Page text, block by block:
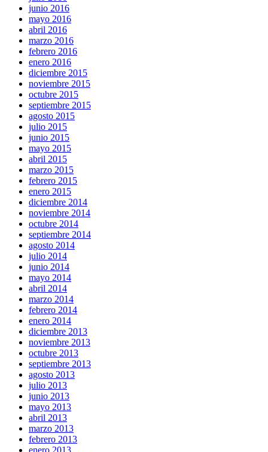
junio 2016
mayo 2016
abril 2016
marzo 2016
febrero 2016
enero 2016
diciembre 2015
noviembre 2015
octubre 2015
septiembre 2015
agosto 2015
julio 2015
junio 2015
mayo 2015
abril 2015
marzo 2015
febrero 2015
enero 2015
diciembre 2014
noviembre 2014
octubre 2014
septiembre 2014
agosto 2014
julio 2014
junio 2014
mayo 2014
abril 2014
marzo 2014
febrero 2014
enero 2014
diciembre 2013
noviembre 2013
octubre 2013
septiembre 2013
agosto 2013
julio 2013
junio 2013
mayo 2013
abril 2013
marzo 2013
febrero 2013
enero 2013